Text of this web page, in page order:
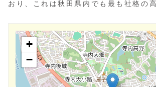
おり、これは秋田県内でも最も社格の